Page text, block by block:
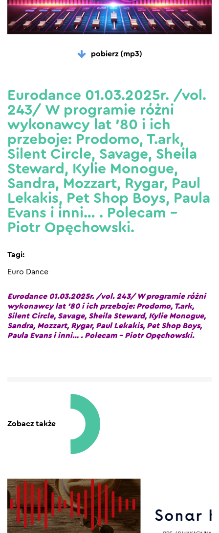
pobierz (mp3)
Eurodance 01.03.2025r. /vol.
243/ W programie różni
wykonawcy lat ’80 i ich
przeboje: Prodomo, T.ark,
Silent Circle, Savage, Sheila
Steward, Kylie Monogue,
Sandra, Mozzart, Rygar, Paul
Lekakis, Pet Shop Boys, Paula
Evans i inni… . Polecam –
Piotr Opęchowski.
Tagi:
Euro Dance
Eurodance 01.03.2025r. /vol. 243/ W programie różni
wykonawcy lat ’80 i ich przeboje: Prodomo, T.ark,
Silent Circle, Savage, Sheila Steward, Kylie Monogue,
Sandra, Mozzart, Rygar, Paul Lekakis, Pet Shop Boys,
Paula Evans i inni… . Polecam – Piotr Opęchowski.
Zobacz także